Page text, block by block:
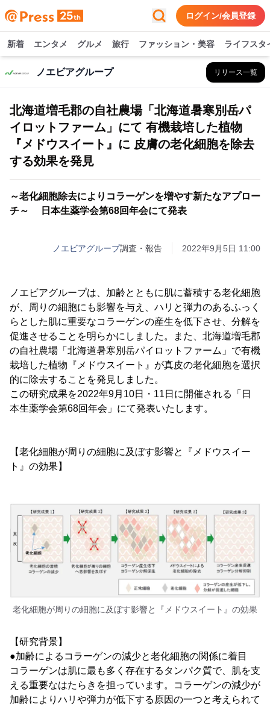
ログイン/会員登録
新着 エンタメ グルメ 旅行 ファッション・美容 ライフスタ
ノエビアグループ リリース一覧
北海道増毛郡の自社農場「北海道暑寒別岳パ
イロットファーム」にて 有機栽培した植物
『メドウスイート』に 皮膚の老化細胞を除去
する効果を発見
～老化細胞除去によりコラーゲンを増やす新たなアプロー
チ～ 日本生薬学会第68回年会にて発表
ノエビアグループ調査・報告 2022年9月5日 11:00
ノエビアグループは、加齢とともに肌に蓄積する老化細胞
が、周りの細胞にも影響を与え、ハリと弾力のあるふっく
らとした肌に重要なコラーゲンの産生を低下させ、分解を
促進させることを明らかにしました。また、北海道増毛郡
の自社農場「北海道暑寒別岳パイロットファーム」で有機
栽培した植物『メドウスイート』が真皮の老化細胞を選択
的に除去することを発見しました。
この研究成果を2022年9月10日・11日に開催される「日
本生薬学会第68回年会」にて発表いたします。
【老化細胞が周りの細胞に及ぼす影響と『メドウスイー
ト』の効果】
老化細胞が周りの細胞に及ぼす影響と『メドウスイート』の効果
【研究背景】
●加齢によるコラーゲンの減少と老化細胞の関係に着目
コラーゲンは肌に最も多く存在するタンパク質で、肌を支
える重要なはたらきを担っています。コラーゲンの減少が
加齢によりハリや弾力が低下する原因の一つと考えられて